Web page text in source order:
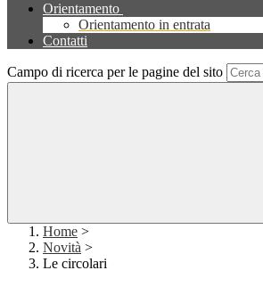
Orientamento
Orientamento in entrata
Contatti
Campo di ricerca per le pagine del sito
Home >
Novità >
Le circolari